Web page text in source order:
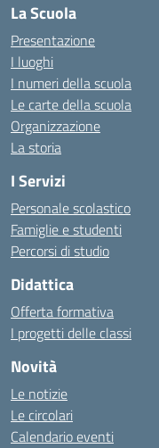
La Scuola
Presentazione
I luoghi
I numeri della scuola
Le carte della scuola
Organizzazione
La storia
I Servizi
Personale scolastico
Famiglie e studenti
Percorsi di studio
Didattica
Offerta formativa
I progetti delle classi
Novità
Le notizie
Le circolari
Calendario eventi